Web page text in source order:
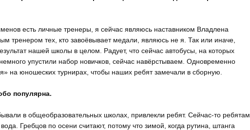
есть личные тренеры, я сейчас являюсь наставником Владлена
тренером тех, кто завоёвывает медали, являюсь не я. Так или иначе,
нашей школы в целом. Радует, что сейчас автобусы, на которых
упустили набор новичков, сейчас навёрстываем. Одновременно
на юношеских турнирах, чтобы наших ребят замечали в сборную.
популярна.
в общеобразовательных школах, привлекли ребят. Сейчас-то ребятам
Гребцов по осени считают, потому что зимой, когда рутина, штанга